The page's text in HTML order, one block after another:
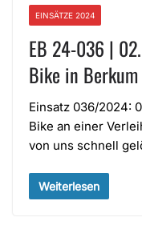
EINSÄTZE 2024
EB 24-036 |
Bike in Berkum
Einsatz 036/2024:
Bike an einer
von uns schnell
Weiterlesen